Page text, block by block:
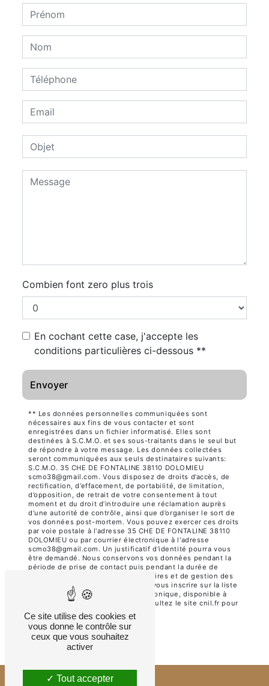
Combien font zero plus trois
En cochant cette case, j'accepte les
conditions particulières ci-dessous **
Envoyer
** Les données personnelles communiquées sont
nécessaires aux fins de vous contacter et sont
enregistrées dans un fichier informatisé. Elles sont
destinées à S.C.M.O. et ses sous-traitants dans le seul but
de répondre à votre message. Les données collectées
seront communiquées aux seuls destinataires suivants:
S.C.M.O. 35 CHE DE FONTALINE 38110 DOLOMIEU
scmo38@gmail.com. Vous disposez de droits d’accès, de
rectification, d’effacement, de portabilité, de limitation,
d’opposition, de retrait de votre consentement à tout
moment et du droit d’introduire une réclamation auprès
d’une autorité de contrôle, ainsi que d’organiser le sort de
vos données post-mortem. Vous pouvez exercer ces droits
par voie postale à l'adresse 35 CHE DE FONTALINE 38110
DOLOMIEU ou par courrier électronique à l'adresse
scmo38@gmail.com. Un justificatif d'identité pourra vous
être demandé. Nous conservons vos données pendant la
période de prise de contact puis pendant la durée de
prescription légale aux fins probatoires et de gestion des
contentieux. Vous avez le droit de vous inscrire sur la liste
d'opposition au démarchage téléphonique, disponible à
cette adresse:
. Consultez le site cnil.fr pour
plus d’informations sur vos droits.
Ce site utilise des cookies et
vous donne le contrôle sur
ceux que vous souhaitez
activer
Tout accepter